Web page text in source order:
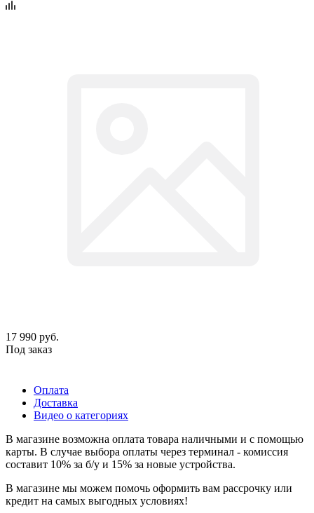
17 990 руб.
Под заказ
Оплата
Доставка
Видео о категориях
В магазине возможна оплата товара наличными и с помощью
карты. В случае выбора оплаты через терминал - комиссия
составит 10% за б/у и 15% за новые устройства.
В магазине мы можем помочь оформить вам рассрочку или
кредит на самых выгодных условиях!